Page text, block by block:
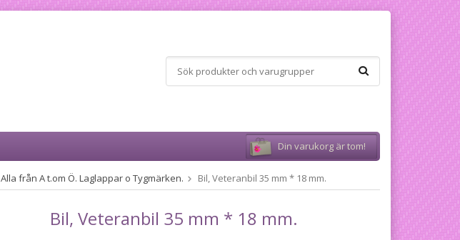
Din varukorg är tom!
Alla från A t.om Ö. Laglappar o Tygmärken. Bil, Veteranbil 35 mm * 18 mm.
Bil, Veteranbil 35 mm * 18 mm.